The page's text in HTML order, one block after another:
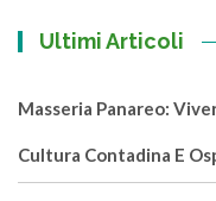
Ultimi Articoli
Masseria Panareo:
Cultura Contadina E